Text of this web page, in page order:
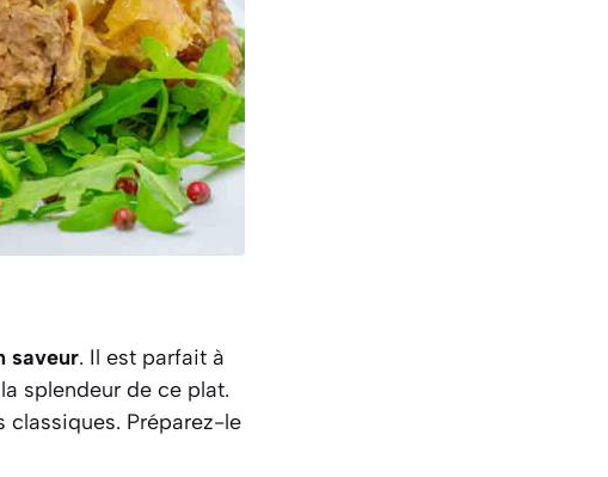
saveur. Il est parfait à
splendeur de ce plat.
classiques. Préparez-le